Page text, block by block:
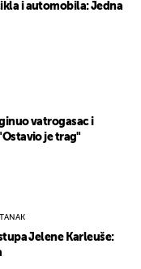
i automobila: Jedna
vatrogasac i
je trag"
Jelene Karleuše: